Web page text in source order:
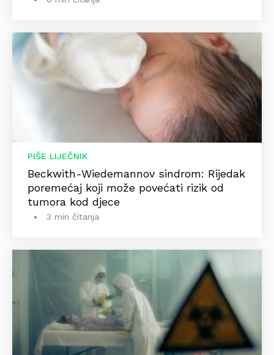
PIŠE LIJEČNIK
Beckwith-Wiedemannov sindrom: Rijedak
poremećaj koji može povećati rizik od
tumora kod djece
3 min čitanja